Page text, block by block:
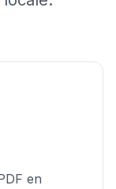
en